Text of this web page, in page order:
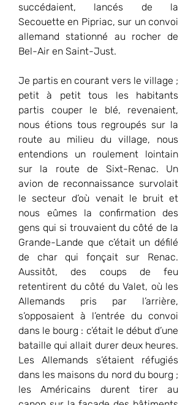
succédaient, lancés de la
Secouette en Pipriac, sur un convoi
allemand stationné au rocher de
Bel-Air en Saint-Just.
Je partis en courant vers le village ;
petit à petit tous les habitants
partis couper le blé, revenaient,
nous étions tous regroupés sur la
route au milieu du village, nous
entendions un roulement lointain
sur la route de Sixt-Renac. Un
avion de reconnaissance survolait
le secteur d’où venait le bruit et
nous eûmes la confirmation des
gens qui si trouvaient du côté de la
Grande-Lande que c’était un défilé
de char qui fonçait sur Renac.
Aussitôt, des coups de feu
retentirent du côté du Valet, où les
Allemands pris par l’arrière,
s’opposaient à l’entrée du convoi
dans le bourg : c’était le début d’une
bataille qui allait durer deux heures.
Les Allemands s’étaient réfugiés
dans les maisons du nord du bourg ;
les Américains durent tirer au